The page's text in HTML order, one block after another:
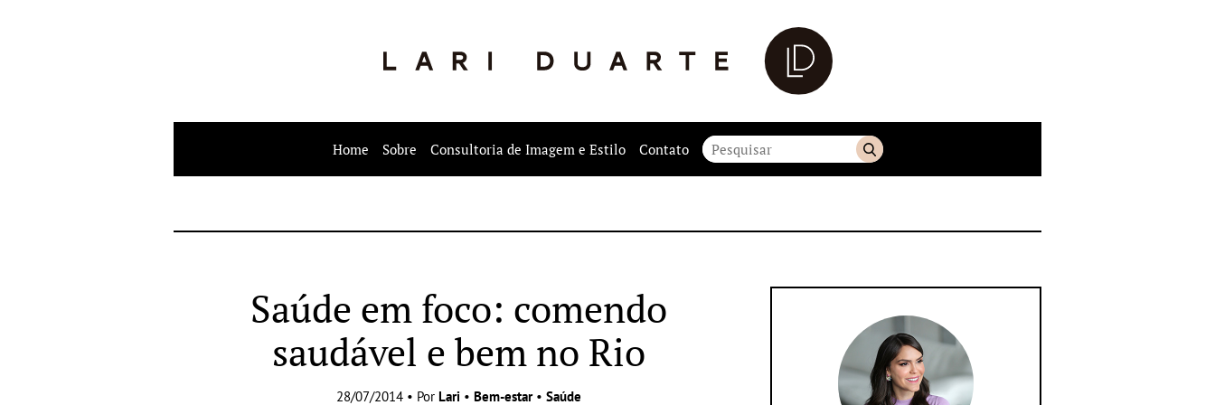
Home Sobre Consultoria de Imagem e Estilo Contato
Saúde em foco: comendo
saudável e bem no Rio
28/07/2014 • Por Lari • Bem-estar• Saúde